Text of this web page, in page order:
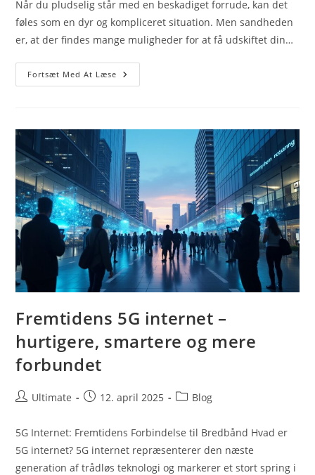
Når du pludselig står med en beskadiget forrude, kan det
føles som en dyr og kompliceret situation. Men sandheden
er, at der findes mange muligheder for at få udskiftet din…
Fortsæt Med At Læse En
Ny
En
Formue
Sådan
Finder
Du
Prisen
Fremtidens 5G internet –
hurtigere, smartere og mere
forbundet
PostUltimate
Post12. april 2025
PostBlog
5G Internet: Fremtidens Forbindelse til Bredbånd Hvad er
5G internet? 5G internet repræsenterer den næste
generation af trådløs teknologi og markerer et stort spring i